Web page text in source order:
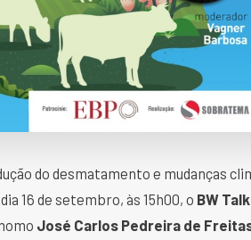
do desmatamento e mudanças
16 de setembro, às 15h00, o BW
José Carlos Pedreira de